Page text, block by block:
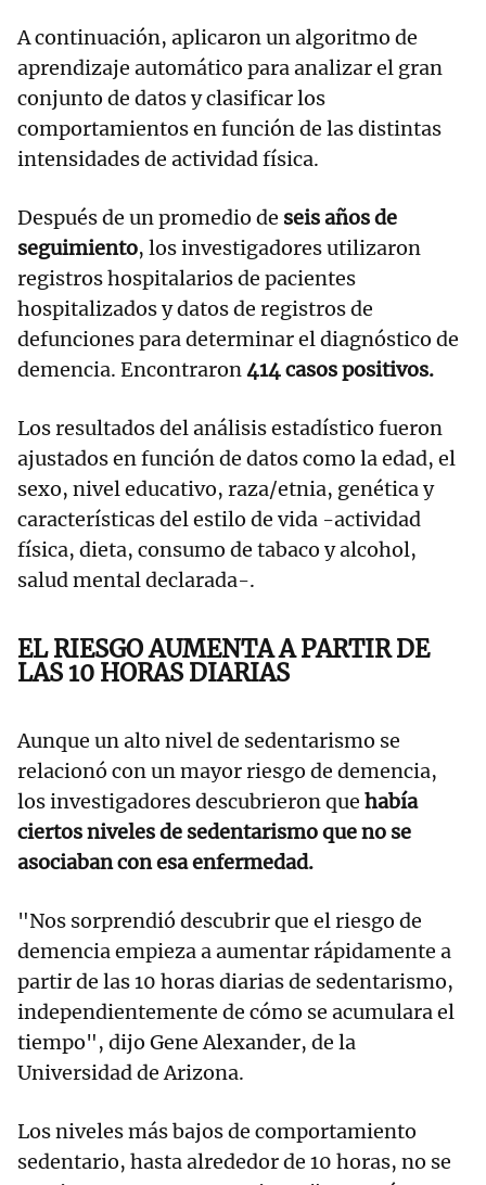
A continuación, aplicaron un algoritmo de
aprendizaje automático para analizar el gran
conjunto de datos y clasificar los
comportamientos en función de las distintas
intensidades de actividad física.
Después de un promedio de seis años de
seguimiento, los investigadores utilizaron
registros hospitalarios de pacientes
hospitalizados y datos de registros de
defunciones para determinar el diagnóstico de
demencia. Encontraron414 casos positivos.
Los resultados del análisis estadístico fueron
ajustados en función de datos como la edad, el
sexo, nivel educativo, raza/etnia, genética y
características del estilo de vida -actividad
física, dieta, consumo de tabaco y alcohol,
salud mental declarada-.
EL RIESGO AUMENTA A PARTIR DE
LAS 10 HORAS DIARIAS
Aunque un alto nivel de sedentarismo se
relacionó con un mayor riesgo de demencia,
los investigadores descubrieron que había
ciertos niveles de sedentarismo que no se
asociaban con esa enfermedad.
"Nos sorprendió descubrir que el riesgo de
demencia empieza a aumentar rápidamente a
partir de las 10 horas diarias de sedentarismo,
independientemente de cómo se acumulara el
tiempo", dijo Gene Alexander, de la
Universidad de Arizona.
Los niveles más bajos de comportamiento
sedentario, hasta alrededor de 10 horas, no se